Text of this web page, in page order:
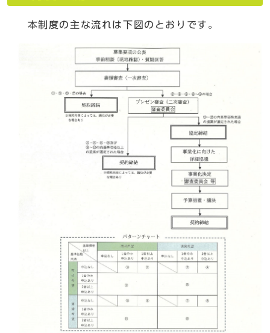
本制度の主な流れは下図のとおりです。